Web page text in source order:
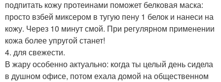
подпитать кожу протеинами поможет белковая маска:
просто взбей миксером в тугую пену 1 белок и нанеси на
кожу. Через 10 минут смой. При регулярном применении
кожа более упругой станет!
4. для свежести.
В жару особенно актуально: когда ты целый день сидела
в душном офисе, потом ехала домой на общественном